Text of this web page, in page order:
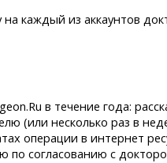
на каждый из аккаунтов
в течение года:
(или несколько раз в
операции в интернет
согласованию с